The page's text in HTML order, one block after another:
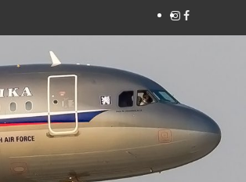
Instagram
Facebook